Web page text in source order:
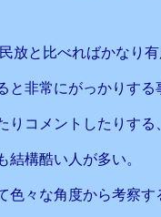
放と比べればかなり
非常にがっかりする
コメントしたりする
結構酷い人が多い。
々な角度から考察す